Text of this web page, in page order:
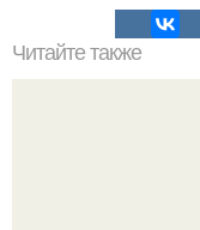
Читайте также